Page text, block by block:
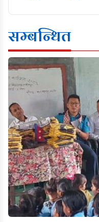
सम्बन्धित